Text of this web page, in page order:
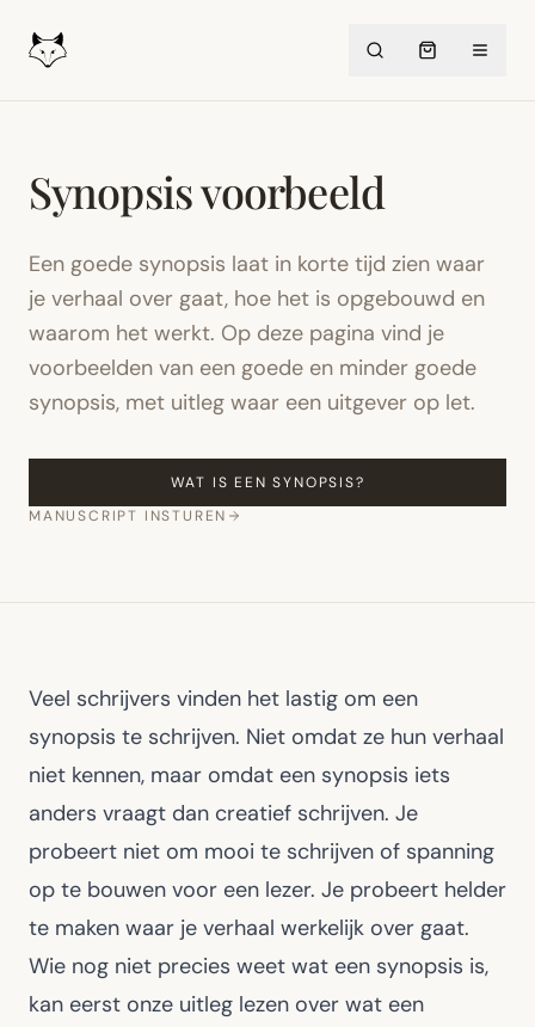
Synopsis voorbeeld
Een goede synopsis laat in korte tijd zien waar
je verhaal over gaat, hoe het is opgebouwd en
waarom het werkt. Op deze pagina vind je
voorbeelden van een goede en minder goede
synopsis, met uitleg waar een uitgever op let.
WAT IS EEN SYNOPSIS?
MANUSCRIPT INSTUREN
Veel schrijvers vinden het lastig om een
synopsis te schrijven. Niet omdat ze hun verhaal
niet kennen, maar omdat een synopsis iets
anders vraagt dan creatief schrijven. Je
probeert niet om mooi te schrijven of spanning
op te bouwen voor een lezer. Je probeert helder
te maken waar je verhaal werkelijk over gaat.
Wie nog niet precies weet wat een synopsis is,
kan eerst onze uitleg lezen over wat een